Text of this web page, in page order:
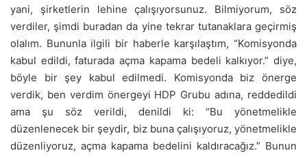
yani, şirketlerin lehine çalışıyorsunuz. Bilmiyorum, söz
verdiler, şimdi buradan da yine tekrar tutanaklara geçirmiş
olalım. Bununla ilgili bir haberle karşılaştım, “Komisyonda
kabul edildi, faturada açma kapama bedeli kalkıyor.” diye,
böyle bir şey kabul edilmedi. Komisyonda biz önerge
verdik, ben verdim önergeyi HDP Grubu adına, reddedildi
ama şu söz verildi, denildi ki: “Bu yönetmelikle
düzenlenecek bir şeydir, biz buna çalışıyoruz, yönetmelikle
düzenliyoruz, açma kapama bedelini kaldıracağız.” Bunun